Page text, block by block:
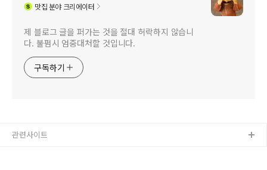
맛집분야 크리에이터
제 블로그 글을 퍼가는 것을 절대 허락하지 않습니
다. 불펌시 엄중대처할 것입니다.
구독하기
관련사이트